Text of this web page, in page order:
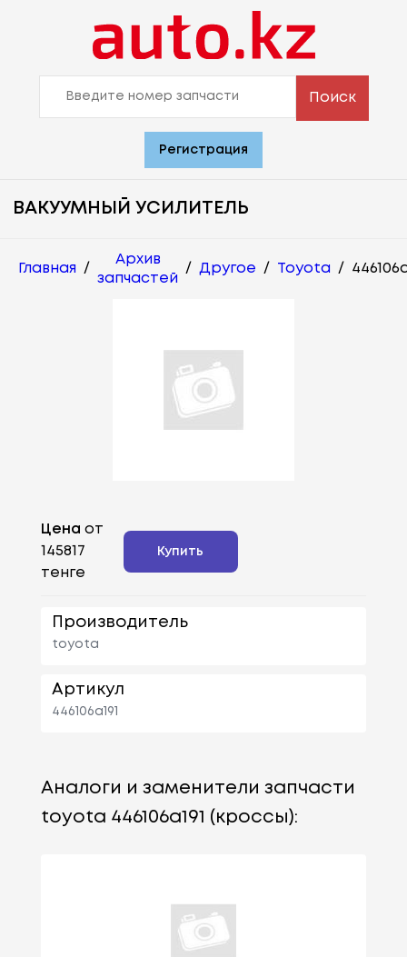
Поиск
Регистрация
ВАКУУМНЫЙ УСИЛИТЕЛЬ
Главная /
Архив
запчастей
/ Другое / Toyota /
Цена от
145817
тенге
Купить
Производитель
toyota
Артикул
446106a191
Аналоги и заменители запчасти
toyota 446106a191 (кроссы):